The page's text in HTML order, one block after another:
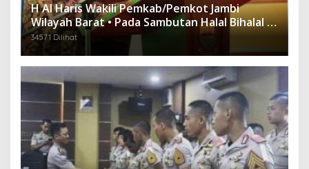
H Al Haris Wakili Pemkab/Pemkot Jambi
Wilayah Barat • Pada Sambutan Halal Bihalal di
Gubernuran
34571 Dilihat